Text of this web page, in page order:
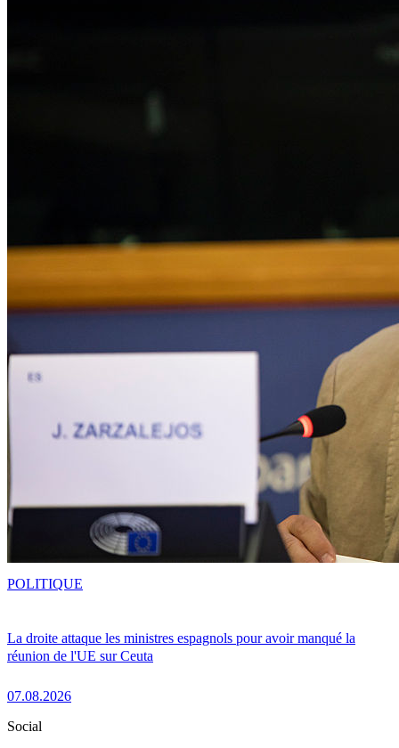
La droite attaque les ministres espagnols pour avoir manqué la
réunion de l'UE sur Ceuta
07.08.2026
POLITIQUE
Social